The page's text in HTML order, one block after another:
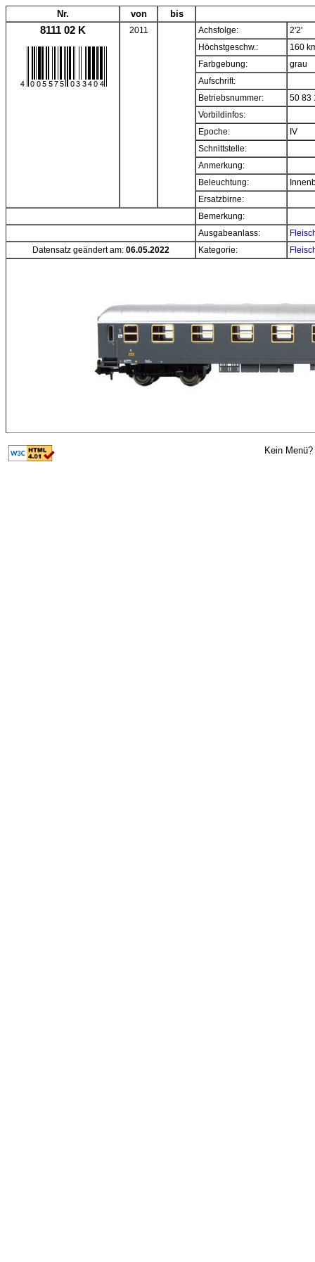
Nr. von bis
8111 02 K 2011 Achsfolge:
2'2'
Höchstgeschw.:
160
Farbgebung:
grau
Aufschrift:
Betriebsnummer:
50 83
Vorbildinfos:
Epoche:
IV
Schnittstelle:
Anmerkung:
Beleuchtung:
Ersatzbirne:
Bemerkung:
Ausgabeanlass:
Datensatz geändert am: 06.05.2022 Kategorie:
Kein